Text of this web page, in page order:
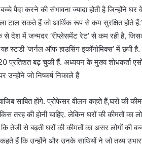
पैदा करने की संभावना ज्यादा होती है जिन्होंने
टाल सकते हैं जो आर्थिक रूप से कम सुरक्षित होते हैं.”
में जन्मदर ‘रीप्लेसमेंट रेट’ से कम रही है, जिसका
स्टडी ‘जर्नल ऑफ हाउसिंग इकॉनोमिक्स’ में छपी
20 प्रतिशत बढ़ चुकी हैं. अध्ययन के मुख्य
जो निष्कर्ष निकाले हैं
साबित होंगे. प्रोफेसर वीलन कहते हैं,घरों
किस तरह की होनी चाहिए. लेकिन घरों की कीमतों
तेजी से बढ़ती घरों की कीमतों का असर लोगों की
हैं कि उन्होंने और उनके साथियों ने जो तथ्य